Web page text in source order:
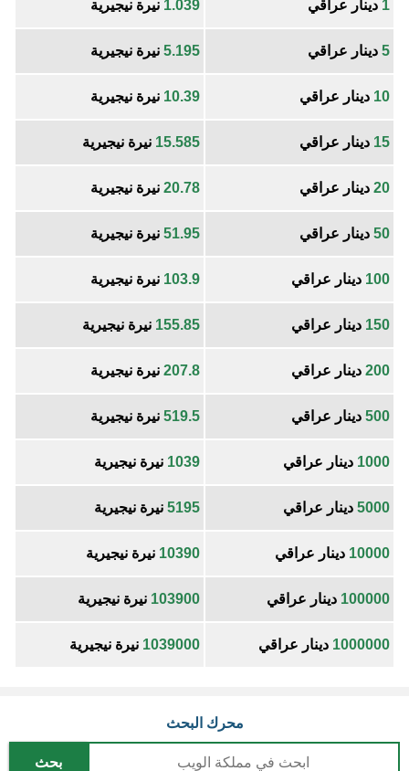
1 دينار عراقي 1.039 نيرة نيجيرية
5 دينار عراقي 5.195 نيرة نيجيرية
10 دينار عراقي 10.39 نيرة نيجيرية
15 دينار عراقي 15.585 نيرة نيجيرية
20 دينار عراقي 20.78 نيرة نيجيرية
50 دينار عراقي 51.95 نيرة نيجيرية
100 دينار عراقي 103.9 نيرة نيجيرية
150 دينار عراقي 155.85 نيرة نيجيرية
200 دينار عراقي 207.8 نيرة نيجيرية
500 دينار عراقي 519.5 نيرة نيجيرية
1000 دينار عراقي 1039 نيرة نيجيرية
5000 دينار عراقي 5195 نيرة نيجيرية
10000 دينار عراقي 10390 نيرة نيجيرية
100000 دينار عراقي 103900 نيرة نيجيرية
1000000 دينار عراقي 1039000 نيرة نيجيرية
محرك البحث
بحث